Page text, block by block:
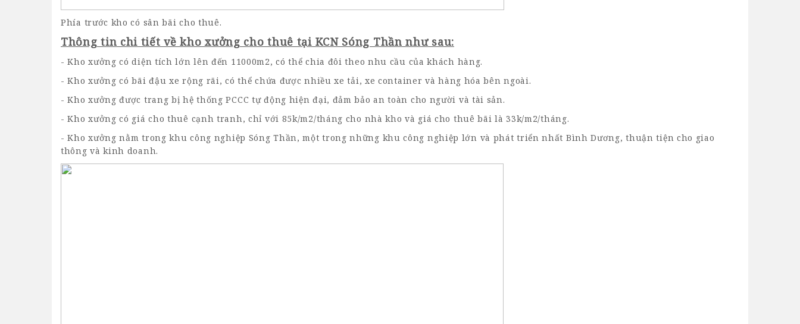
Phía trước kho có sân bãi cho thuê.
Thông tin chi tiết về kho xưởng cho thuê tại KCN Sóng Thần như sau:
- Kho xưởng có diện tích lớn lên đến 11000m2, có thể chia đôi theo nhu cầu của khách hàng.
- Kho xưởng có bãi đậu xe rộng rãi, có thể chứa được nhiều xe tải, xe container và hàng hóa bên ngoài.
- Kho xưởng được trang bị hệ thống PCCC tự động hiện đại, đảm bảo an toàn cho người và tài sản.
- Kho xưởng có giá cho thuê cạnh tranh, chỉ với 85k/m2/tháng cho nhà kho và giá cho thuê bãi là 33k/m2/tháng.
- Kho xưởng nằm trong khu công nghiệp Sóng Thần, một trong những khu công nghiệp lớn và phát triển nhất Bình Dương, thuận tiện cho giao
thông và kinh doanh.